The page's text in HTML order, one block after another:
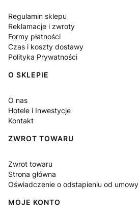
Regulamin sklepu
Reklamacje i zwroty
Formy płatności
Czas i koszty dostawy
Polityka Prywatności
O SKLEPIE
O nas
Hotele i Inwestycje
Kontakt
ZWROT TOWARU
Zwrot towaru
Strona główna
Oświadczenie o odstapieniu od umowy
MOJE KONTO